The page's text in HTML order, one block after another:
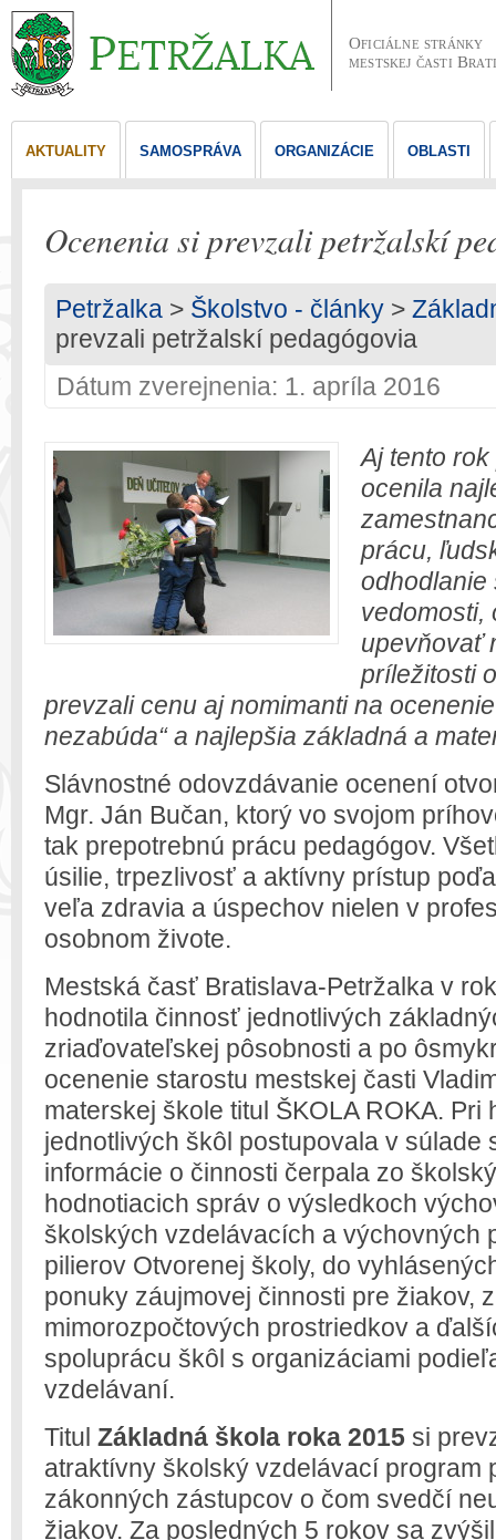
Oficiálne stránky
mestskej časti
AKTUALITY SAMOSPRÁVA ORGANIZÁCIE OBLASTI
Ocenenia si prevzali petržalskí
Petržalka > Školstvo - články >
prevzali petržalskí pedagógovia
Dátum zverejnenia: 1. apríla 2016
Aj tento
ocenila
prácu,
vedomosti,
upevňovať
príležitosti
prevzali cenu aj nomimanti na
nezabúda“ a najlepšia základná a
Slávnostné odovzdávanie ocenení
Mgr. Ján Bučan, ktorý vo svojom
tak prepotrebnú prácu pedagógov.
úsilie, trpezlivosť a aktívny prístup
veľa zdravia a úspechov nielen v
osobnom živote.
Mestská časť Bratislava-Petržalka v
hodnotila činnosť jednotlivých
zriaďovateľskej pôsobnosti a po
ocenenie starostu mestskej časti
materskej škole titul ŠKOLA ROKA. Pri
jednotlivých škôl postupovala v súlade
informácie o činnosti čerpala zo
hodnotiacich správ o výsledkoch
školských vzdelávacích a výchovných
pilierov Otvorenej školy, do
ponuky záujmovej činnosti pre žiakov,
mimorozpočtových prostriedkov a
spoluprácu škôl s organizáciami
vzdelávaní.
Titul Základná škola roka 2015 si
atraktívny školský vzdelávací program
zákonných zástupcov o čom svedčí
žiakov. Za posledných 5 rokov sa